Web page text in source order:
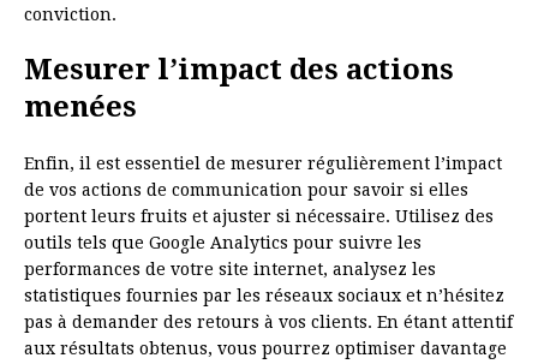
conviction.
Mesurer l’impact des actions
menées
Enfin, il est essentiel de mesurer régulièrement l’impact
de vos actions de communication pour savoir si elles
portent leurs fruits et ajuster si nécessaire. Utilisez des
outils tels que Google Analytics pour suivre les
performances de votre site internet, analysez les
statistiques fournies par les réseaux sociaux et n’hésitez
pas à demander des retours à vos clients. En étant attentif
aux résultats obtenus, vous pourrez optimiser davantage